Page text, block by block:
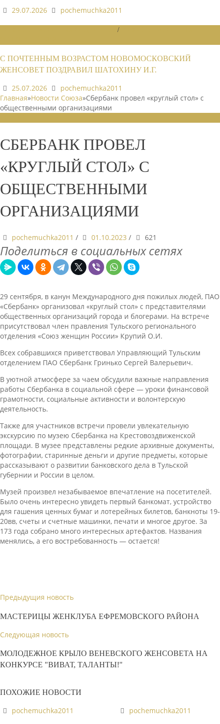
29.07.2026 pochemuchka2011
/
С ПОЧТЕННЫМ ВОЗРАСТОМ НОВОМОСКОВСКИЙ
ЖЕНСОВЕТ ПОЗДРАВИЛ ШАТОХИНУ И.Г.
25.07.2026
pochemuchka2011
Главная»Новости Союза»Сбербанк провел «круглый стол» с
общественными организациями
СБЕРБАНК ПРОВЕЛ
«КРУГЛЫЙ СТОЛ» С
ОБЩЕСТВЕННЫМИ
ОРГАНИЗАЦИЯМИ
pochemuchka2011 / 01.10.2023 / 621
Поделиться в социальных сетях
29 сентября, в канун Международного дня пожилых людей, ПАО
«Сбербанк» организовал «круглый стол» с представителями
общественных организаций города и блогерами. На встрече
присутствовал член правления Тульского регионального
отделения «Союз женщин России» Крупий О.И.
Всех собравшихся приветствовал Управляющий Тульским
отделением ПАО Сбербанк Гринько Сергей Валерьевич.
В уютной атмосфере за чаем обсудили важные направления
работы Сбербанка в социальной сфере — уроки финансовой
грамотности, социальные активности и волонтерскую
деятельность.
Также для участников встречи провели увлекательную
экскурсию по музею Сбербанка на Крестовоздвиженской
площади. В музее представлены редкие архивные документы,
фотографии, старинные деньги и другие предметы, которые
рассказывают о развитии банковского дела в Тульской
губернии и России в целом.
Музей произвел незабываемое впечатление на посетителей.
Было очень интересно увидеть первый банкомат, устройство
для гашения ценных бумаг и лотерейных билетов, банкноты 19-
20вв, счеты и счетные машинки, печати и многое другое. За
173 года собрано много интересных артефактов. Названия
менялись, а его востребованность — остается!
Предыдущия новость
МАСТЕРИЦЫ ЖЕНКЛУБА ЕФРЕМОВСКОГО РАЙОНА
Следующая новость
МОЛОДЕЖНОЕ КРЫЛО ВЕНЕВСКОГО ЖЕНСОВЕТА НА
КОНКУРСЕ "ВИВАТ, ТАЛАНТЫ!"
ПОХОЖИЕ НОВОСТИ
pochemuchka2011
pochemuchka2011